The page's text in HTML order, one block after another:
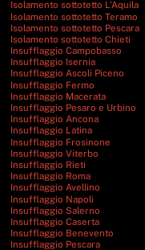
Isolamento sottotetto L’Aquila
Isolamento sottotetto Teramo
Isolamento sottotetto Pescara
Isolamento sottotetto Chieti
Insufflaggio Campobasso
Insufflaggio Isernia
Insufflaggio Ascoli Piceno
Insufflaggio Fermo
Insufflaggio Macerata
Insufflaggio Pesaro e Urbino
Insufflaggio Ancona
Insufflaggio Latina
Insufflaggio Frosinone
Insufflaggio Viterbo
Insufflaggio Rieti
Insufflaggio Roma
Insufflaggio Avellino
Insufflaggio Napoli
Insufflaggio Salerno
Insufflaggio Caserta
Insufflaggio Benevento
Insufflaggio Pescara